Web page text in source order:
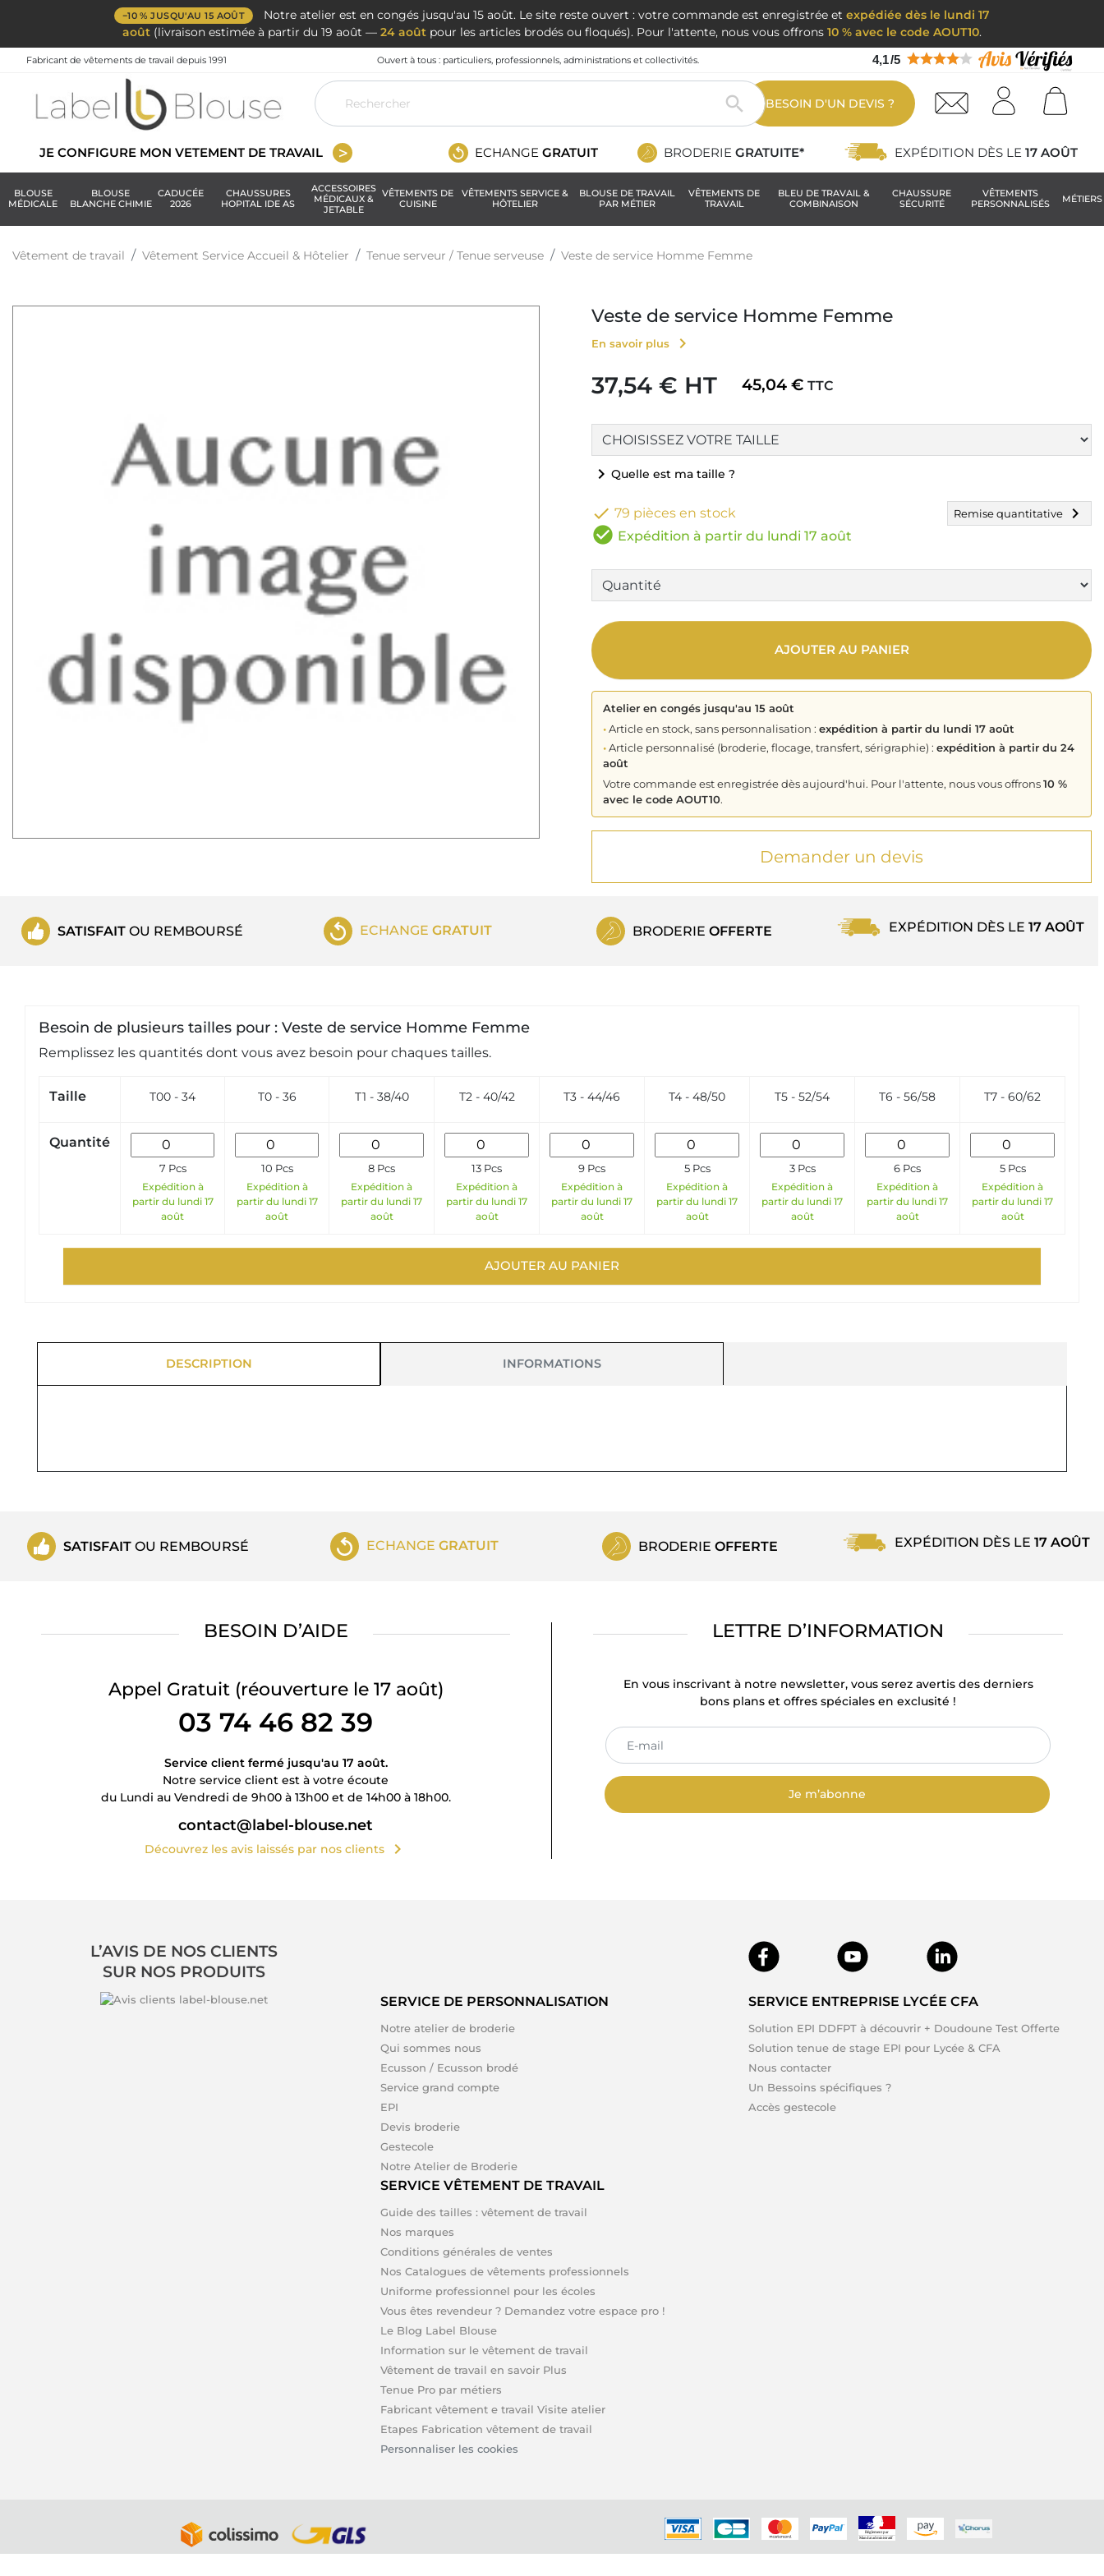
−10 % JUSQU'AU 15 AOÛT Notre atelier est en congés jusqu'au 15 août. Le site reste ouvert : votre commande est enregistrée etexpédiée dès le lundi 17
août (livraison estimée à partir du 19 août — 24 août pour les articles brodés ou floqués). Pour l'attente, nous vous offrons 10 % avec le code AOUT10.
Fabricant de vêtements de travail depuis 1991 Ouvert à tous : particuliers, professionnels, administrations et collectivités. 4,1/5
 BESOIN D'UN DEVIS ?
JE CONFIGURE MON VETEMENT DE TRAVAIL ECHANGE GRATUIT BRODERIE GRATUITE* EXPÉDITION DÈS LE 17 AOÛT
BLOUSE
MÉDICALE
BLOUSE
BLANCHE CHIMIE
CADUCÉE
2026
CHAUSSURES
HOPITAL IDE AS
ACCESSOIRES
MÉDICAUX &
JETABLE
VÊTEMENTS DE
CUISINE
VÊTEMENTS SERVICE &
HÔTELIER
BLOUSE DE TRAVAIL
PAR MÉTIER
VÊTEMENTS DE
TRAVAIL
BLEU DE TRAVAIL &
COMBINAISON
CHAUSSURE
SÉCURITÉ
VÊTEMENTS
PERSONNALISÉS
MÉTIERS
Vêtement de travail Vêtement Service Accueil & Hôtelier Tenue serveur / Tenue serveuse Veste de service Homme Femme
Veste de service Homme Femme
En savoir plus chevron_right
37,54 € HT 45,04 € TTC
chevron_right Quelle est ma taille ?
 79 pièces en stock
check_circle Expédition à partir du lundi 17 août
Remise quantitative chevron_right
AJOUTER AU PANIER
Atelier en congés jusqu'au 15 août
•Article en stock, sans personnalisation : expédition à partir du lundi 17 août
•Article personnalisé (broderie, flocage, transfert, sérigraphie) : expédition à partir du 24
août
Votre commande est enregistrée dès aujourd'hui. Pour l'attente, nous vous offrons10 %
avec le code AOUT10.
Demander un devis
SATISFAITOU REMBOURSÉ ECHANGEGRATUIT BRODERIE OFFERTE EXPÉDITION DÈS LE 17 AOÛT
Besoin de plusieurs tailles pour : Veste de service Homme Femme
Remplissez les quantités dont vous avez besoin pour chaques tailles.
Taille T00 - 34 T0 - 36 T1 - 38/40 T2 - 40/42 T3 - 44/46 T4 - 48/50 T5 - 52/54 T6 - 56/58 T7 - 60/62
Quantité
7 Pcs
Expédition à
partir du lundi 17
août
10 Pcs
Expédition à
partir du lundi 17
août
8 Pcs
Expédition à
partir du lundi 17
août
13 Pcs
Expédition à
partir du lundi 17
août
9 Pcs
Expédition à
partir du lundi 17
août
5 Pcs
Expédition à
partir du lundi 17
août
3 Pcs
Expédition à
partir du lundi 17
août
6 Pcs
Expédition à
partir du lundi 17
août
5 Pcs
Expédition à
partir du lundi 17
août
AJOUTER AU PANIER
DESCRIPTION INFORMATIONS
SATISFAIT OU REMBOURSÉ ECHANGE GRATUIT BRODERIE OFFERTE EXPÉDITION DÈS LE 17 AOÛT
BESOIN D’AIDE
Appel Gratuit (réouverture le 17 août)
03 74 46 82 39
Service client fermé jusqu'au 17 août.
Notre service client est à votre écoute
du Lundi au Vendredi de 9h00 à 13h00 et de 14h00 à 18h00.
contact@label-blouse.net
Découvrez les avis laissés par nos clients chevron_right
LETTRE D’INFORMATION
En vous inscrivant à notre newsletter, vous serez avertis des derniers
bons plans et offres spéciales en exclusité !
Je m’abonne
L’AVIS DE NOS CLIENTS
SUR NOS PRODUITS
SERVICE DE PERSONNALISATION
Notre atelier de broderie
Qui sommes nous
Ecusson / Ecusson brodé
Service grand compte
EPI
Devis broderie
Gestecole
Notre Atelier de Broderie
SERVICE ENTREPRISE LYCÉE CFA
Solution EPI DDFPT à découvrir + Doudoune Test Offerte
Solution tenue de stage EPI pour Lycée & CFA
Nous contacter
Un Bessoins spécifiques ?
Accès gestecole
SERVICE VÊTEMENT DE TRAVAIL
Guide des tailles : vêtement de travail
Nos marques
Conditions générales de ventes
Nos Catalogues de vêtements professionnels
Uniforme professionnel pour les écoles
Vous êtes revendeur ? Demandez votre espace pro !
Le Blog Label Blouse
Information sur le vêtement de travail
Vêtement de travail en savoir Plus
Tenue Pro par métiers
Fabricant vêtement e travail Visite atelier
Etapes Fabrication vêtement de travail
Personnaliser les cookies